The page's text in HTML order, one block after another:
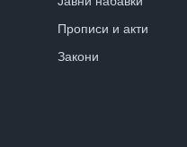
Прописи и акти
Закони